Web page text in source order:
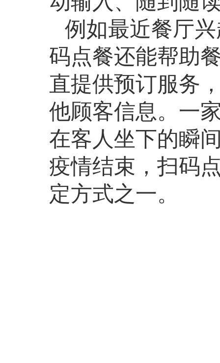
例如最近餐厅
码点餐还能帮助
直提供预订服务
他顾客信息。一
在客人坐下的瞬
疫情结束，扫码
定方式之一。